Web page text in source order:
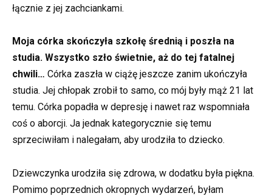
łącznie z jej zachciankami.
Moja córka skończyła szkołę średnią i poszła na
studia. Wszystko szło świetnie, aż do tej fatalnej
chwili… Córka zaszła w ciążę jeszcze zanim ukończyła
studia. Jej chłopak zrobił to samo, co mój były mąż 21 lat
temu. Córka popadła w depresję i nawet raz wspomniała
coś o aborcji. Ja jednak kategorycznie się temu
sprzeciwiłam i nalegałam, aby urodziła to dziecko.
Dziewczynka urodziła się zdrowa, w dodatku była piękna.
Pomimo poprzednich okropnych wydarzeń, byłam